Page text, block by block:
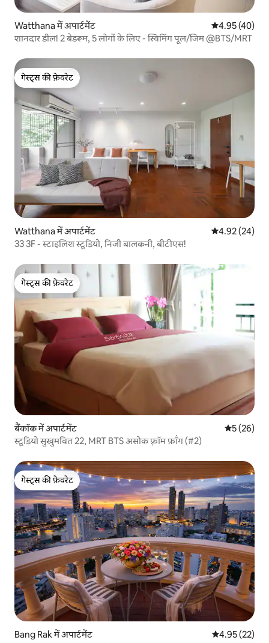
Watthana में अपार्टमेंट औसत रेटिंग 5 में
4.95 (40)
शानदार डील! 2 बेडरूम, 5 लोगों के लिए - स्विमिंग पूल/जिम @BTS/MRT
गेस्ट्स की फ़ेवरेट
गेस्ट्स की फ़ेवरेट
Watthana में अपार्टमेंट औसत रेटिंग 5 में
4.92 (24)
33 3F - स्टाइलिश स्टूडियो, निजी बालकनी, बीटीएस!
गेस्ट्स की फ़ेवरेट
गेस्ट्स की फ़ेवरेट
बैंकॉक में अपार्टमेंट औसत रेटिंग
5 (26)
स्टूडियो सुखुमवित 22, MRT BTS असोक फ़्रॉम फ़ॉंग (#2)
गेस्ट्स की फ़ेवरेट
गेस्ट्स की फ़ेवरेट
Bang Rak में अपार्टमेंट औसत रेटिंग 5 में
4.95 (22)